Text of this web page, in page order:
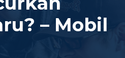
– Mobil